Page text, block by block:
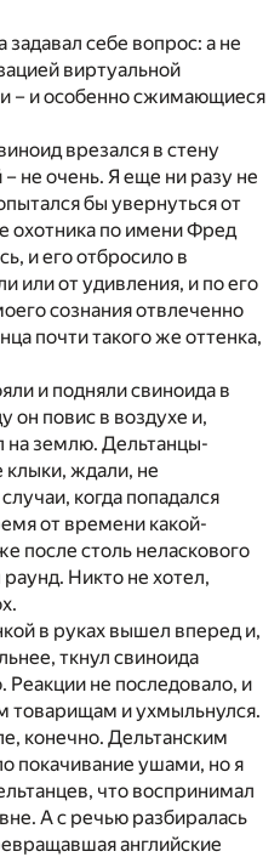
задавал себе вопрос: а не
виртуальной
– и особенно сжимающиеся
врезался в стену
не очень. Я еще ни разу не
бы увернуться от
охотника по имени Фред
и его отбросило в
или от удивления, и по его
сознания отвлеченно
почти такого же оттенка,
и подняли свиноида в
он повис в воздухе и,
на землю. Дельтанцы-
ждали, не
когда попадался
от времени какой-
после столь неласкового
Никто не хотел,
в руках вышел вперед и,
ткнул свиноида
Реакции не последовало, и
товарищам и ухмыльнулся.
конечно. Дельтанским
покачивание ушами, но я
что воспринимал
А с речью разбиралась
английские